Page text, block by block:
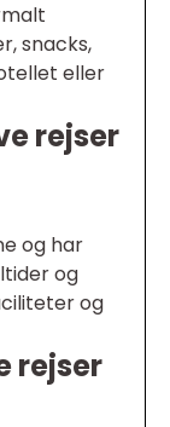
snacks,
eller
rejser
og har
og
og
rejser